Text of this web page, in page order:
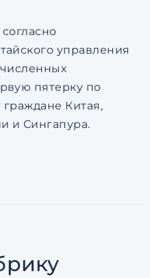
управления
пятерку по
Китая,
и Сингапура.